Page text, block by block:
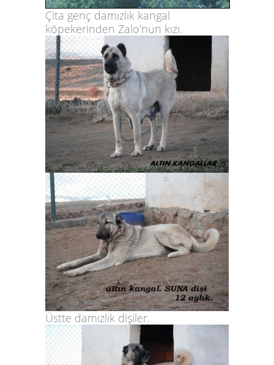
Çita genç damızlık kangal
köpekerinden Zalo'nun kızı.
Üstte damızlık dişiler.